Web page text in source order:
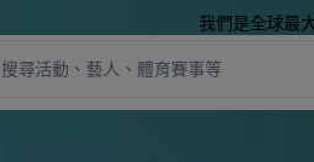
我們是全球最